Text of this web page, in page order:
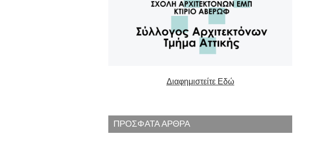
Διαφημιστείτε Εδώ
ΠΡΟΣΦΑΤΑ ΑΡΘΡΑ